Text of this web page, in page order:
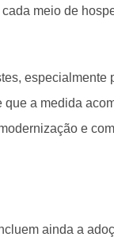
meio de
especialmente
a medida
e
ainda a